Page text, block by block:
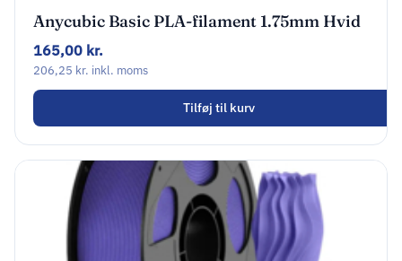
Anycubic Basic PLA-filament 1.75mm Hvid
AHPLBW-107
165,00 kr.
206,25 kr. inkl. moms
Tilføj til kurv